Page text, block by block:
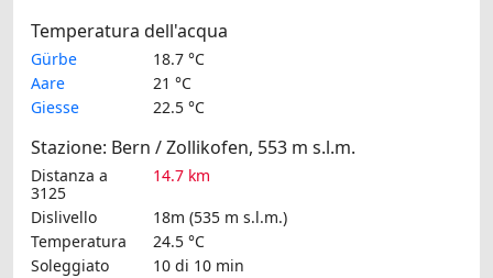
Temperatura dell'acqua
Gürbe
18.7 °C
Aare
21 °C
Giesse
22.5 °C
Stazione: Bern / Zollikofen, 553 m s.l.m.
Distanza a
3125
14.7 km
Dislivello
18m (535 m s.l.m.)
Temperatura
24.5 °C
Soleggiato
10 di 10 min